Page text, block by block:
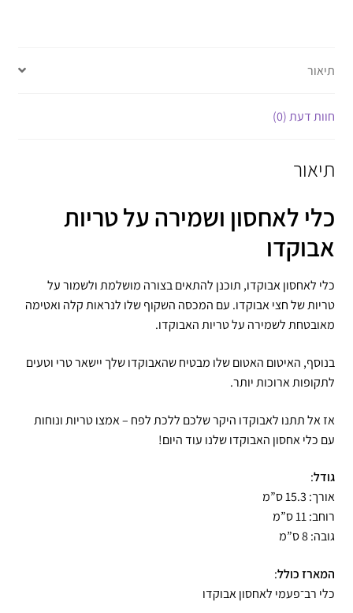
תיאור
חוות דעת (0)
תיאור
כלי לאחסון ושמירה על טריות
אבוקדו
כלי לאחסון אבוקדו, תוכנן להתאים בצורה מושלמת ולשמור על
טריות של חצי אבוקדו. עם המכסה השקוף שלו לנראות קלה ואטימה
מאובטחת לשמירה על טריות האבוקדו.
בנוסף, האיטום האטום שלו מבטיח שהאבוקדו שלך יישאר טרי וטעים
לתקופות ארוכות יותר.
אז אל תתנו לאבוקדו היקר שלכם ללכת לפח – אמצו טריות ונוחות
עם כלי אחסון האבוקדו שלנו עוד היום!
גודל:
אורך: 15.3 ס”מ
רוחב: 11 ס”מ
גובה: 8 ס”מ
המארז כולל:
כלי רב־פעמי לאחסון אבוקדו